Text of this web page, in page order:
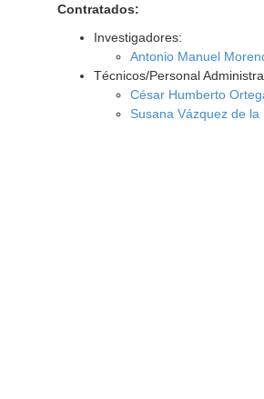
Contratados:
Investigadores:
Antonio Manuel
Técnicos/Personal
César Humberto
Susana Vázquez de la